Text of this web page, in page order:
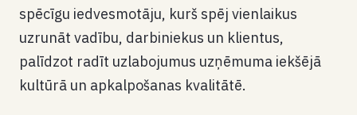
spēcīgu iedvesmotāju, kurš spēj vienlaikus
uzrunāt vadību, darbiniekus un klientus,
palīdzot radīt uzlabojumus uzņēmuma iekšējā
kultūrā un apkalpošanas kvalitātē.